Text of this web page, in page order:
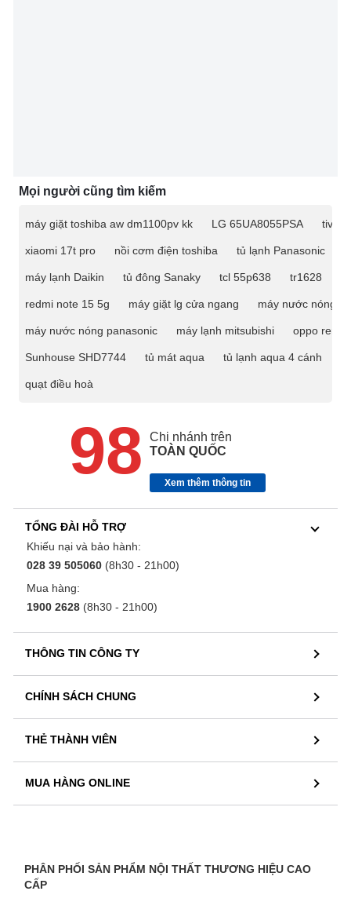
Mọi người cũng tìm kiếm
máy giặt toshiba aw dm1100pv kk LG 65UA8055PSA tivi
xiaomi 17t pro nồi cơm điện toshiba tủ lạnh Panasonic
máy lạnh Daikin tủ đông Sanaky tcl 55p638 tr1628
redmi note 15 5g máy giặt lg cửa ngang máy nước nóng
máy nước nóng panasonic máy lạnh mitsubishi oppo reno
Sunhouse SHD7744 tủ mát aqua tủ lạnh aqua 4 cánh
quạt điều hoà
98
Chi nhánh trên
TOÀN QUỐC
Xem thêm thông tin
TỔNG ĐÀI HỖ TRỢ
Khiếu nại và bảo hành:
028 39 505060 (8h30 - 21h00)
Mua hàng:
1900 2628 (8h30 - 21h00)
THÔNG TIN CÔNG TY
CHÍNH SÁCH CHUNG
THẺ THÀNH VIÊN
MUA HÀNG ONLINE
PHÂN PHỐI SẢN PHẨM NỘI THẤT THƯƠNG HIỆU CAO
CẤP